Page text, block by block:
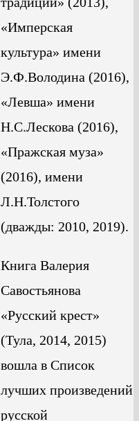
«Имперская
культура» имени
Э.Ф.Володина (2016),
«Левша» имени
Н.С.Лескова (2016),
«Пражская муза»
(2016), имени
Л.Н.Толстого
(дважды: 2010, 2019).
Книга Валерия
Савостьянова
«Русский крест»
(Тула, 2014, 2015)
вошла в Список
лучших произведений
русской